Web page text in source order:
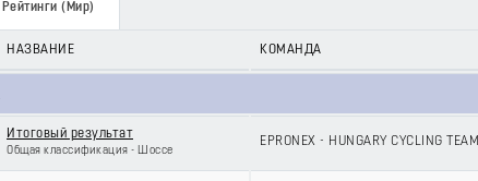
Рейтинги (Мир)
НАЗВАНИЕ КОМАНДА
Итоговый результат
Общая классификация - Шоссе
EPRONEX - HUNGARY CYCLING TEAM